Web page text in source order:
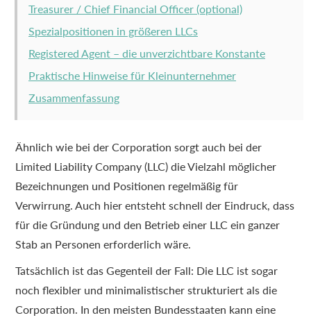
Treasurer / Chief Financial Officer (optional)
Spezialpositionen in größeren LLCs
Registered Agent – die unverzichtbare Konstante
Praktische Hinweise für Kleinunternehmer
Zusammenfassung
Ähnlich wie bei der Corporation sorgt auch bei der
Limited Liability Company (LLC) die Vielzahl möglicher
Bezeichnungen und Positionen regelmäßig für
Verwirrung. Auch hier entsteht schnell der Eindruck, dass
für die Gründung und den Betrieb einer LLC ein ganzer
Stab an Personen erforderlich wäre.
Tatsächlich ist das Gegenteil der Fall: Die LLC ist sogar
noch flexibler und minimalistischer strukturiert als die
Corporation. In den meisten Bundesstaaten kann eine